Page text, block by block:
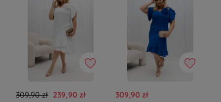
309,90 zł 239,90 zł 309,90 zł